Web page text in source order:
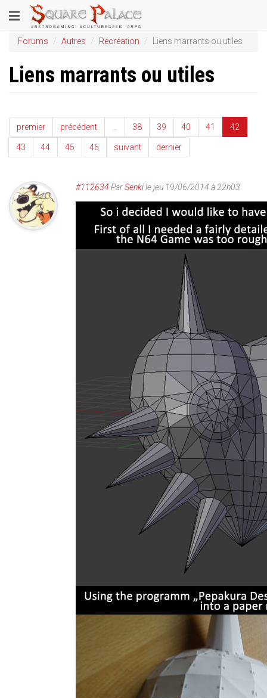
au
contenu
principal
Toggle
navigation
Forums Autres Récréation Liens marrants ou utiles
Liens marrants ou utiles
premier précédent 38 39 40 41 42
43 44 45 46 suivant dernier
#112634 ParSenkile jeu 19/06/2014 à 22h03